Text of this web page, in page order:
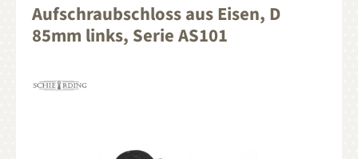
Aufschraubschloss aus Eisen, D
85mm links, Serie AS101
Bildergalerie überspringen